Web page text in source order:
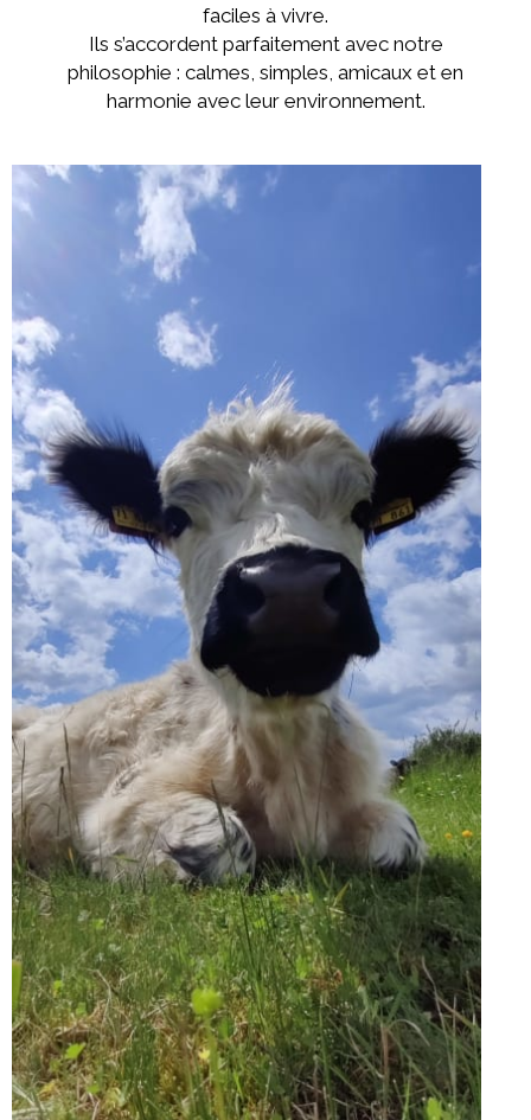
faciles à vivre.
Ils s’accordent parfaitement avec notre
philosophie : calmes, simples, amicaux et en
harmonie avec leur environnement.